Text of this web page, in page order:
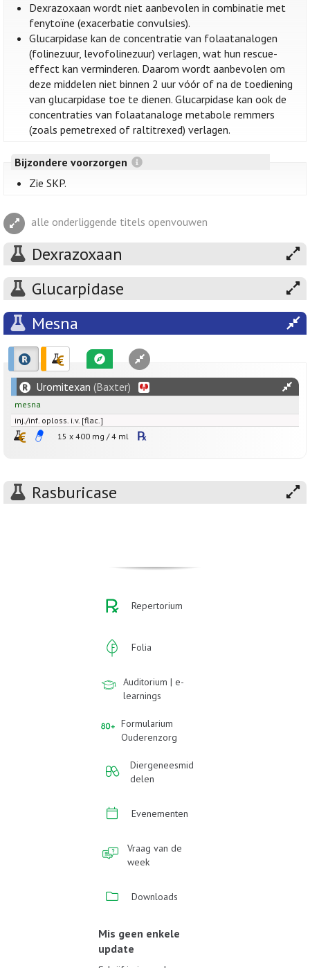
Dexrazoxaan wordt niet aanbevolen in combinatie met
fenytoïne (exacerbatie convulsies).
Glucarpidase kan de concentratie van folaatanalogen
(folinezuur, levofolinezuur) verlagen, wat hun rescue-
effect kan verminderen. Daarom wordt aanbevolen om
deze middelen niet binnen 2 uur vóór of na de toediening
van glucarpidase toe te dienen. Glucarpidase kan ook de
concentraties van folaatanaloge metabole remmers
(zoals pemetrexed of raltitrexed) verlagen.
Bijzondere voorzorgen
Zie SKP.
alle onderliggende titels openvouwen
Dexrazoxaan
Glucarpidase
Mesna
Uromitexan (Baxter)
mesna
inj./inf. oploss. i.v. [flac.]
15 x 400 mg / 4 ml
Rasburicase
Repertorium
Folia
Auditorium | e-
learnings
Formularium
Ouderenzorg
Diergeneesmid
delen
Evenementen
Vraag van de
week
Downloads
Mis geen enkele
update